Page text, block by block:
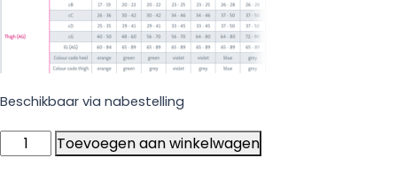
Beschikbaar via nabestelling
Mediven
Thrombexin
Toevoegen aan winkelwagen